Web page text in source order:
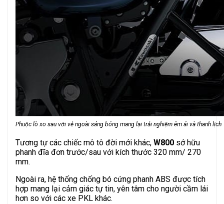
Phuộc lò xo sau với vẻ ngoài sáng bóng mang lại trải nghiệm êm ái và thanh lịch
Tương tự các chiếc mô tô đời mới khác, W800 sở hữu
phanh đĩa đơn trước/sau với kích thước 320 mm/ 270
mm.
Ngoài ra, hệ thống chống bó cứng phanh ABS được tích
hợp mang lại cảm giác tự tin, yên tâm cho người cầm lái
hơn so với các xe PKL khác.